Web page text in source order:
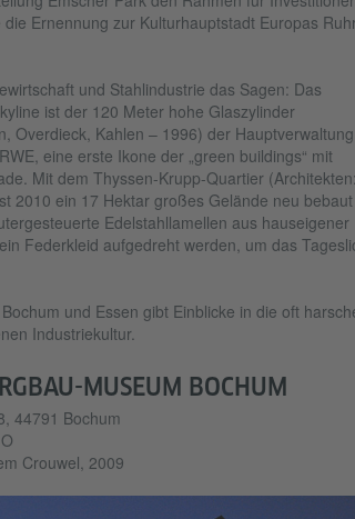
Ernennung zur Kulturhauptstadt Europas
und Stahlindustrie das Sagen: Das
ist der 120 Meter hohe Glaszylinder
Overdieck, Kahlen – 1996) der Hauptverwaltung
eine erste Ikone der „green buildings“ mit
Mit dem Thyssen-Krupp-Quartier (Architekten:
2010 ein 17 Hektar großes Gelände neu bebaut
Edelstahllamellen aus hauseigener
Federkleid aufgedreht werden, um das
und Essen gibt Einblicke in die oft
Industriekultur.
MUSEUM BOCHUM
44791 Bochum
Crouwel, 2009